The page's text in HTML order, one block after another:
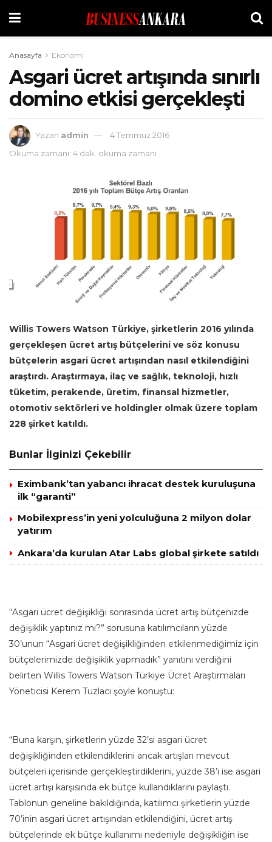
Anasayfa Ekonomi
Asgari ücret artışında sınırlı
domino etkisi gerçekleşti
Yazan admin
4 Temmuz 2016
Okuma zamanı: 4 dak. okuma zamanı
Willis Towers Watson Türkiye, şirketlerin 2016 yılında
gerçekleşen ücret artış bütçelerini ve söz konusu
bütçelerin asgari ücret artışından nasıl etkilendiğini
araştırdı. Araştırmaya, ilaç ve sağlık, teknoloji, hızlı
tüketim, perakende, üretim, finansal hizmetler,
otomotiv sektörleri ve holdingler olmak üzere toplam
228 şirket katıldı.
Bunlar İlginizi Çekebilir
Eximbank’tan yabancı ihracat destek kuruluşuna
ilk “garanti”
Mobilexpress’in yeni yolculuğuna 2 milyon dolar
yatırım
Ankara’da kurulan Atar Labs global şirkete satıldı
“Asgari ücret değişikliği sonrasında ücret artış bütçenizde
değişiklik yaptınız mı?” sorusuna katılımcıların yüzde
30’unun “Asgari ücret değişikliğinden etkilenmediğimiz için
bütçelerimizde değişiklik yapmadık” yanıtını verdiğini
belirten Willis Towers Watson Türkiye Ücret Araştırmaları
Yöneticisi Kerem Tuzlacı şöyle konuştu:
“Buna karşın, şirketlerin yüzde 32’si asgari ücret
değişikliğinden etkilendiklerini ancak artışları mevcut
bütçeleri içerisinde gerçekleştirdiklerini, yüzde 38’i ise asgari
ücret artışı karşısında ek bütçe kullandıklarını paylaştı.
Tablonun geneline bakıldığında, katılımcı şirketlerin yüzde
70’inin asgari ücret artışından etkilendiğini, ücret artış
bütçelerinde ek bütçe kullanımı nedeniyle değişikliğin ise